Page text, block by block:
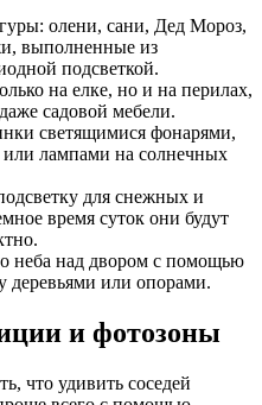
олени, сани, Дед Мороз,
выполненные из
подсветкой.
на елке, но и на перилах,
садовой мебели.
светящимися фонарями,
лампами на солнечных
для снежных и
время суток они будут
неба над двором с помощью
деревьями или опорами.
и фотозоны
что удивить соседей